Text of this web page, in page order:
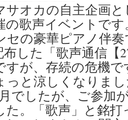
サオカの自主企画
の歌声イベントです
セの豪華ピアノ伴
布した「歌声通信【
すが、存続の危機で
っと涼しくなりま
でしたが、ご参加
た。「歌声」と銘